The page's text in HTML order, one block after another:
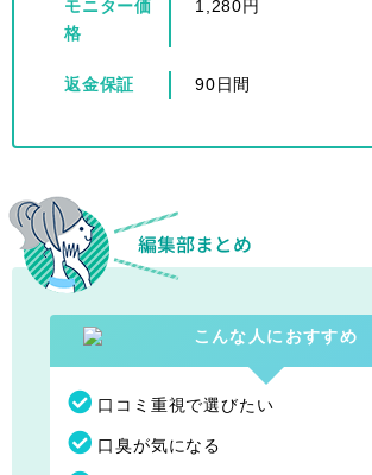
モニター価
格
1,280円
返金保証 90日間
口コミ重視で選びたい
口臭が気になる